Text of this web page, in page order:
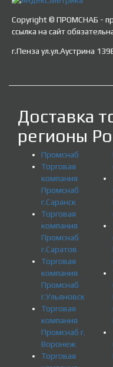
Copyright © ПРОМСНАБ -
ссылка на сайт
г.Пенза ул.ул.Аустрина
Доставка
регионы
Промснаб
Торговая
компания
Промснаб
г.Саранск
Торговая
компания
Промснаб
г.Саратов
Торговая
компания
Промснаб
г.Ульяновск
Торговая
компания
Промснаб г.
Воронеж
Торговая